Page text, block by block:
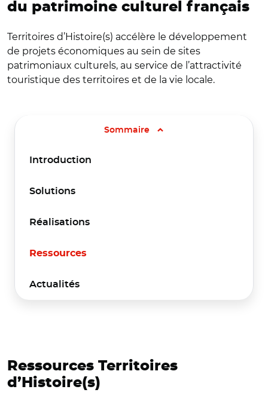
du patrimoine culturel français
Territoires d’Histoire(s) accélère le développement
de projets économiques au sein de sites
patrimoniaux culturels, au service de l’attractivité
touristique des territoires et de la vie locale.
Sommaire
Introduction
Solutions
Réalisations
Ressources
Actualités
Ressources Territoires
d’Histoire(s)